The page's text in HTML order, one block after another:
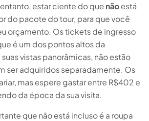
estar ciente do que nãoestá
do pacote do tour, para que você
orçamento. Os tickets de ingresso
é um dos pontos altos da
vistas panorâmicas, não estão
ser adquiridos separadamente. Os
mas espere gastar entre R$402 e
da época da sua visita.
que não está incluso é a roupa